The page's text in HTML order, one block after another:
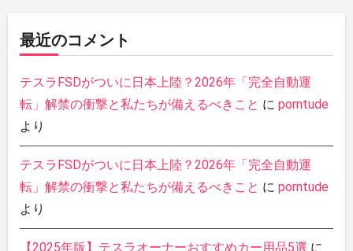
最近のコメント
テスラFSDがついに日本上陸？2026年「完全自動運
転」解禁の衝撃と私たちが備えるべきこと に porntude
より
テスラFSDがついに日本上陸？2026年「完全自動運
転」解禁の衝撃と私たちが備えるべきこと に porntude
より
【2025年版】テスラオーナーおすすめカー用品5選 に